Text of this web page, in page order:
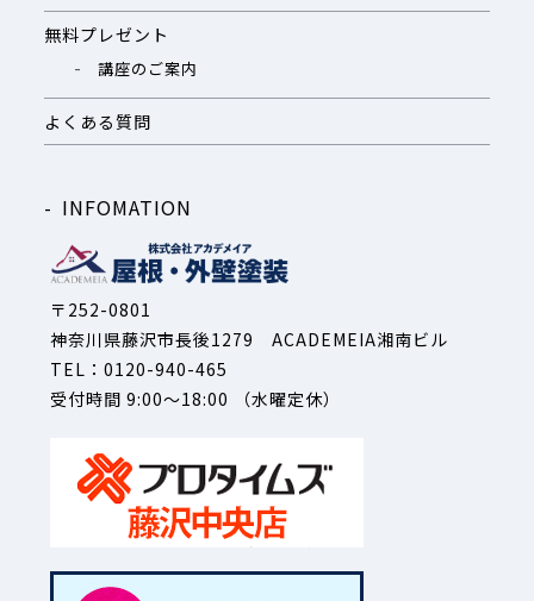
無料プレゼント
講座のご案内
よくある質問
INFOMATION
〒252-0801
神奈川県藤沢市長後1279 ACADEMEIA湘南ビル
TEL：0120-940-465
受付時間 9:00～18:00 （水曜定休）